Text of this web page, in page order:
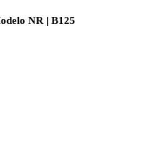
NR | B125